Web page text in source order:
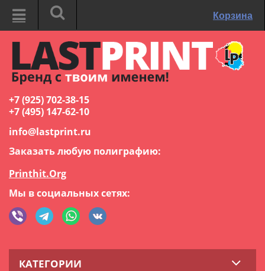
Корзина
+7 (925) 702-38-15
+7 (495) 147-62-10
info@lastprint.ru
Заказать любую полиграфию:
Printhit.Org
Мы в социальных сетях:
КАТЕГОРИИ